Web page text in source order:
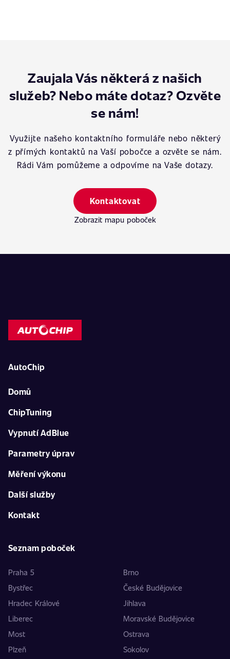
Zaujala Vás některá z našich
služeb? Nebo máte dotaz? Ozvěte
se nám!
Využijte našeho kontaktního formuláře nebo některý
z přímých kontaktů na Vaší pobočce a ozvěte se nám.
Rádi Vám pomůžeme a odpovíme na Vaše dotazy.
Kontaktovat
Zobrazit mapu poboček
AutoChip
Domů
ChipTuning
Vypnutí AdBlue
Parametry úprav
Měření výkonu
Další služby
Kontakt
Seznam poboček
Praha 5
Brno
Bystřec
České Budějovice
Hradec Králové
Jihlava
Liberec
Moravské Budějovice
Most
Ostrava
Plzeň
Sokolov